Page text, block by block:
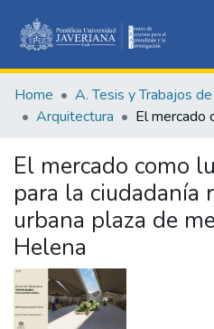
&
Home A. Tesis y Trabajos
Arquitectura
El mercado como
para la ciudadanía
urbana plaza de
Helena